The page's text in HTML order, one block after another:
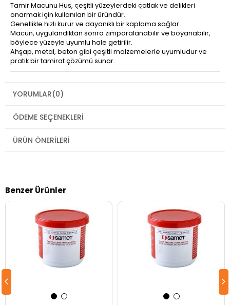
Tamir Macunu Hus, çeşitli yüzeylerdeki çatlak ve delikleri
onarmak için kullanılan bir üründür.
Genellikle hızlı kurur ve dayanıklı bir kaplama sağlar.
Macun, uygulandıktan sonra zımparalanabilir ve boyanabilir,
böylece yüzeyle uyumlu hale getirilir.
Ahşap, metal, beton gibi çeşitli malzemelerle uyumludur ve
pratik bir tamirat çözümü sunar.
YORUMLAR(0)
ÖDEME SEÇENEKLERI
ÜRÜN ÖNERILERI
Benzer Ürünler